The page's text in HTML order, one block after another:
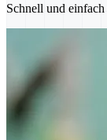
Schnell und